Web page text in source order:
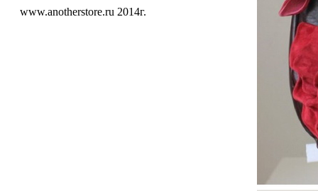
www.anotherstore.ru 2014г.